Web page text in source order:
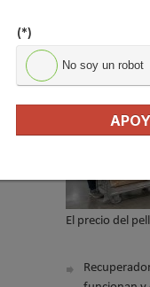
LO MÁS
El precio del
(*)
No soy un robot